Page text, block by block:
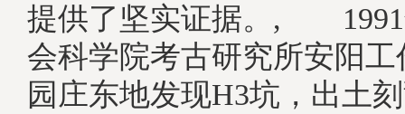
提供了坚实证据。, 1991
会科学院考古研究所安阳
园庄东地发现H3坑，出土